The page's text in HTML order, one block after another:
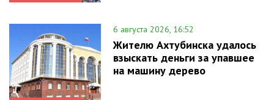
6 августа 2026, 16:52
Жителю Ахтубинска удалось
взыскать деньги за упавшее
на машину дерево